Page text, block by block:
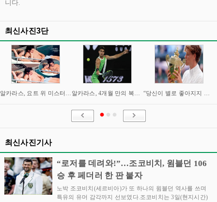
니다.
최신사진3단
알카라스, 요트 위 미스터리 여성과 밀회 포착 알카라스, 4개월 만의 복귀 임박…신시내티 마스터스 통해 US오픈 출격 시동 “당신이 별로 좋아지지 않아요” “이제는 제가 정말 조심해야” 시너와 즈브레프 인터뷰
최신사진기사
“로저를 데려와!”…조코비치, 윔블던 106
승 후 페더러 한 판 붙자
노박 조코비치(세르비아)가 또 하나의 윔블던 역사를 쓰며
특유의 유머 감각까지 선보였다.조코비치는 3일(현지시간)